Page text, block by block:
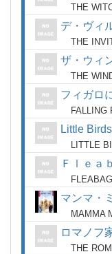
THE
デ・ヴィ
THE
ザ・ウィ
THE
フィガロ
FALLING
Little
LITTLE
Ｆｌｅａ
FLEABAG
マンマ・
MAMMA
ロマノフ
THE